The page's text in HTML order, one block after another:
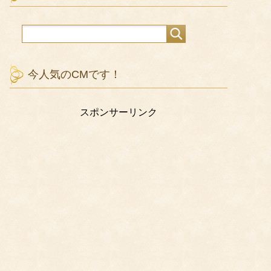
今人気のCMです！
スポンサーリンク